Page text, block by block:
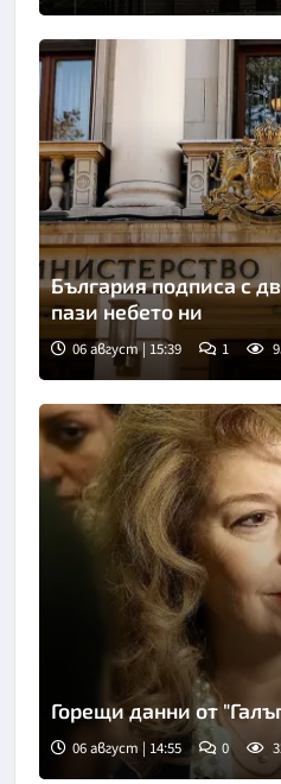
България подписа с
пази небето ни
06 август | 15:39 1
Снимка: БГНЕС
Горещи данни от
06 август | 14:55 0